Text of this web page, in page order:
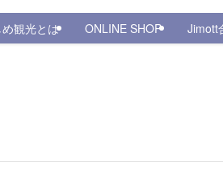
観光とは ONLINE SHOP Jimott